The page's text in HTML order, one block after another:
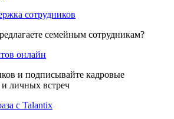
сотрудников
семейным сотрудникам?
онлайн
и подписывайте кадровые
личных встреч
с Talantix